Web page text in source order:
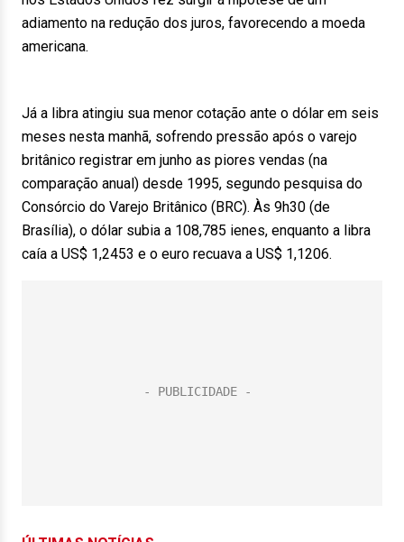
adiamento na redução dos juros, favorecendo a moeda
americana.
Já a libra atingiu sua menor cotação ante o dólar em seis
meses nesta manhã, sofrendo pressão após o varejo
britânico registrar em junho as piores vendas (na
comparação anual) desde 1995, segundo pesquisa do
Consórcio do Varejo Britânico (BRC). Às 9h30 (de
Brasília), o dólar subia a 108,785 ienes, enquanto a libra
caía a US$ 1,2453 e o euro recuava a US$ 1,1206.